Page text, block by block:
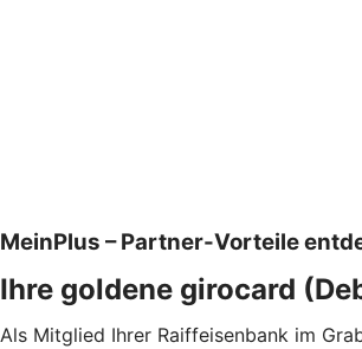
MeinPlus – Partner-Vorteile
Ihre goldene girocard
Als Mitglied Ihrer Raiffeisenbank im